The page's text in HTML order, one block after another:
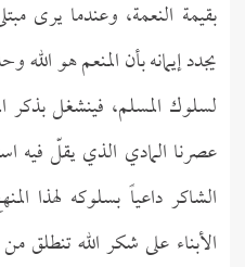
بقيمة النعمة، وعندما يرى
يجدد إيمانه بأن المنعم هو
لسلوك المسلم، فينشغل بذكر
عصرنا المادي الذي يقلّ فيه
الشاكر داعياً بسلوكه لهذا
الأبناء على شكر الله تنطلق